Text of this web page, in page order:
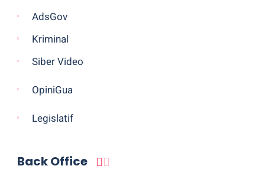
AdsGov
Kriminal
Siber Video
OpiniGua
Legislatif
Back Office